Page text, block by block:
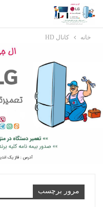
خانه کانال HD
مرور برچسب